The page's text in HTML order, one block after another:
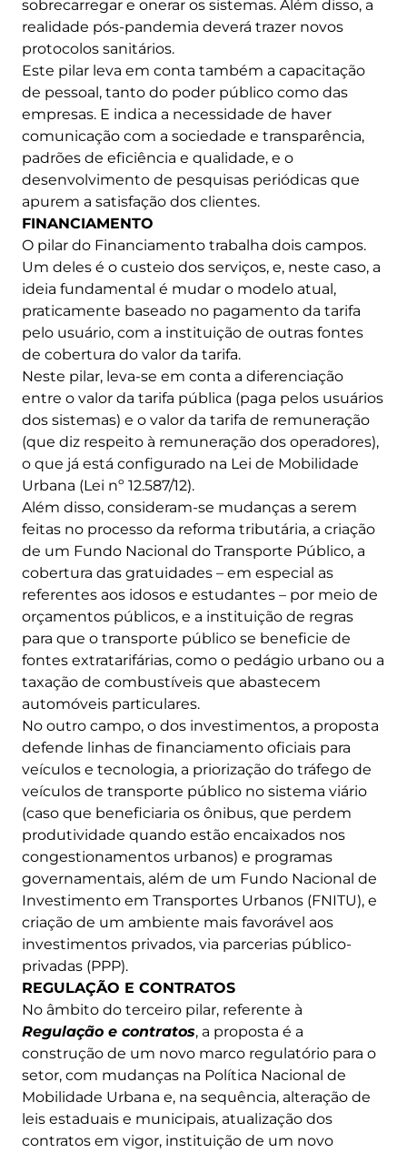
sobrecarregar e onerar os sistemas. Além disso, a
realidade pós-pandemia deverá trazer novos
protocolos sanitários.
Este pilar leva em conta também a capacitação
de pessoal, tanto do poder público como das
empresas. E indica a necessidade de haver
comunicação com a sociedade e transparência,
padrões de eficiência e qualidade, e o
desenvolvimento de pesquisas periódicas que
apurem a satisfação dos clientes.
FINANCIAMENTO
O pilar do Financiamento trabalha dois campos.
Um deles é o custeio dos serviços, e, neste caso, a
ideia fundamental é mudar o modelo atual,
praticamente baseado no pagamento da tarifa
pelo usuário, com a instituição de outras fontes
de cobertura do valor da tarifa.
Neste pilar, leva-se em conta a diferenciação
entre o valor da tarifa pública (paga pelos usuários
dos sistemas) e o valor da tarifa de remuneração
(que diz respeito à remuneração dos operadores),
o que já está configurado na Lei de Mobilidade
Urbana (Lei nº 12.587/12).
Além disso, consideram-se mudanças a serem
feitas no processo da reforma tributária, a criação
de um Fundo Nacional do Transporte Público, a
cobertura das gratuidades – em especial as
referentes aos idosos e estudantes – por meio de
orçamentos públicos, e a instituição de regras
para que o transporte público se beneficie de
fontes extratarifárias, como o pedágio urbano ou a
taxação de combustíveis que abastecem
automóveis particulares.
No outro campo, o dos investimentos, a proposta
defende linhas de financiamento oficiais para
veículos e tecnologia, a priorização do tráfego de
veículos de transporte público no sistema viário
(caso que beneficiaria os ônibus, que perdem
produtividade quando estão encaixados nos
congestionamentos urbanos) e programas
governamentais, além de um Fundo Nacional de
Investimento em Transportes Urbanos (FNITU), e
criação de um ambiente mais favorável aos
investimentos privados, via parcerias público-
privadas (PPP).
REGULAÇÃO E CONTRATOS
No âmbito do terceiro pilar, referente à
Regulação e contratos, a proposta é a
construção de um novo marco regulatório para o
setor, com mudanças na Política Nacional de
Mobilidade Urbana e, na sequência, alteração de
leis estaduais e municipais, atualização dos
contratos em vigor, instituição de um novo